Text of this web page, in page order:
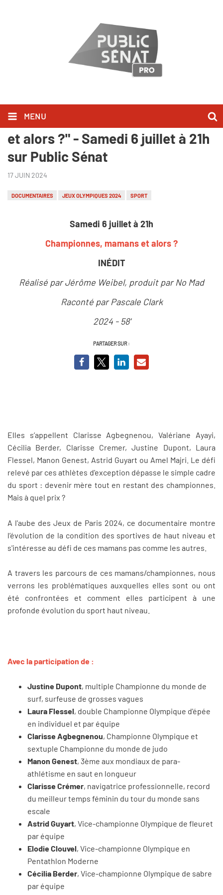
MENU
Inédit : "Championnes, mamans
et alors ?" - Samedi 6 juillet à 21h
sur Public Sénat
17 JUIN 2024
DOCUMENTAIRES JEUX OLYMPIQUES 2024 SPORT
Samedi 6 juillet à 21h
Championnes, mamans et alors ?
INÉDIT
Réalisé par Jérôme Weibel, produit par No Mad
Raconté par Pascale Clark
2024 - 58'
PARTAGER SUR :
Elles s’appellent Clarisse Agbegnenou, Valériane Ayayi,
Cécilia Berder, Clarisse Cremer, Justine Dupont, Laura
Flessel, Manon Genest, Astrid Guyart ou Amel Majri. Le défi
relevé par ces athlètes d'exception dépasse le simple cadre
du sport : devenir mère tout en restant des championnes.
Mais à quel prix ?
A l'aube des Jeux de Paris 2024, ce documentaire montre
l’évolution de la condition des sportives de haut niveau et
s'intéresse au défi de ces mamans pas comme les autres.
A travers les parcours de ces mamans/championnes, nous
verrons les problématiques auxquelles elles sont ou ont
été confrontées et comment elles participent à une
profonde évolution du sport haut niveau.
Avec la participation de :
Justine Dupont, multiple Championne du monde de
surf, surfeuse de grosses vagues
Laura Flessel, double Championne Olympique d'épée
en individuel et par équipe
Clarisse Agbegnenou, Championne Olympique et
sextuple Championne du monde de judo
Manon Genest, 3ème aux mondiaux de para-
athlétisme en saut en longueur
Clarisse Crémer, navigatrice professionnelle, record
du meilleur temps féminin du tour du monde sans
escale
Astrid Guyart, Vice-championne Olympique de fleuret
par équipe
Elodie Clouvel, Vice-championne Olympique en
Pentathlon Moderne
Cécilia Berder, Vice-championne Olympique de sabre
par équipe